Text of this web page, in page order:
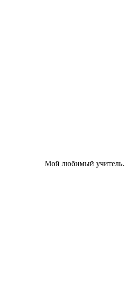
Мой любимый учитель.
в